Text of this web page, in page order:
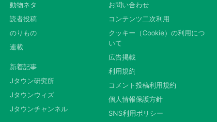
動物ネタ
読者投稿
のりもの
連載
新着記事
Jタウン研究所
Jタウンウィズ
Jタウンチャンネル
お問い合わせ
コンテンツ二次利用
クッキー（Cookie）の利用につ
いて
広告掲載
利用規約
コメント投稿利用規約
個人情報保護方針
SNS利用ポリシー